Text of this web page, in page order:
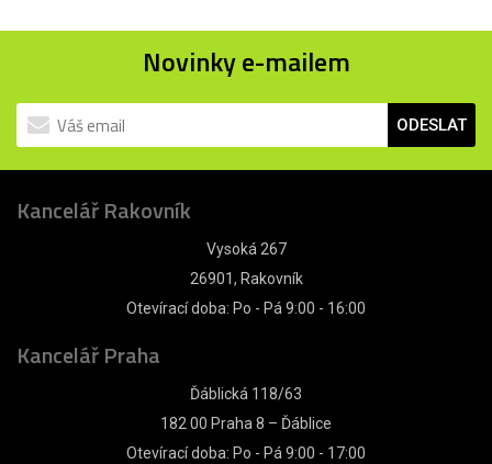
Novinky e-mailem
ODESLAT
Kancelář Rakovník
Vysoká 267
26901, Rakovník
Otevírací doba: Po - Pá 9:00 - 16:00
Kancelář Praha
Ďáblická 118/63
182 00 Praha 8 – Ďáblice
Otevírací doba: Po - Pá 9:00 - 17:00